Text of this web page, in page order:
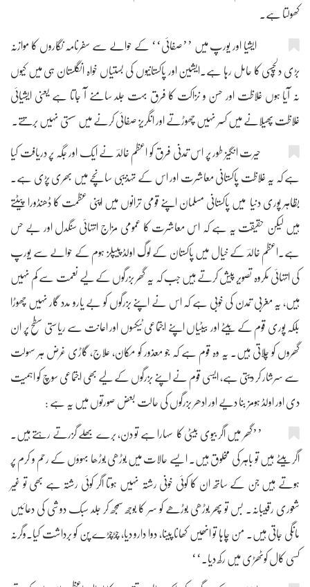
کھولتا ہے۔
ایشیا اور یورپ میں ’’صفائی‘‘ کے حوالے سے سفرنامہ نگاروں کا موازنہ
بڑی دلچسپی کا حامل رہا ہے۔ایشین اور پاکستانیوں کی بستیاں خواہ انگلستان ہی میں کیوں
نہ آیا ہوں غلاظت اور حسن و نزاکت کا فرق بہت جلد سامنے آ جاتا ہے یعنی ایشیائی
غلاظت پھیلانے میں کسر نہیں چھوڑتے اور انگریز صفائی کرنے میں سستی نہیں برتتے۔
حیرت انگیز طور پر اس تمدنی فرق کو اعظم خالدؔ نے ایک اور جگہ پر دریافت کیا
ہے کہ یہ غلاظت پاکستانی معاشرت اور اس کے تہذیبی سانچے میں بھری پڑی ہے۔
بظاہر پوری دنیا میں پاکستانی مسلمان اپنے قومی ترانوں میں اپنی عظمت کا ڈھنڈورا پیٹتے
ہیں لیکن حقیقت یہ ہے کہ اس معاشرت کا عمومی مزاج انتہائی سنگدل اور بے حس
ہے۔اعظم خالدؔ کے خیال میں پاکستان کے لوگ اولڈ پیپلز ہوم کے حوالے سے یورپ
کی انتہائی مکروہ تصویر پیش کرتے ہیں جب کہ یہ گھر بزرگوں کے لیے نعمت سے کم نہیں
ہیں، یہ مغربی تمدن کی خوبی ہے کہ اس نے اپنے بزرگوں کو بے یارو مدد گار نہیں چھوڑا
بلکہ پوری قوم کے بیٹے اور بیٹیاں اپنے اجتماعی ٹیکسوں اور اعانت سے ریاستی سطح پر ان
گھروں کو چلاتی ہیں۔ یہ وہ قوم ہے کہ جو معذور کو مکان، علاج، گاڑی غرض ہر سہولت
سے سرشار کر دیتی ہے، ایسی قوم نے اپنے بزرگوں کے لیے بھی اجتماعی سوچ کو اہمیت
دی اور اولڈ ہومز بنا دیے اور ادھر بزرگوں کی حالت بعض صورتوں میں یہ ہے :
’’گھر میں اگر بیوی بیٹی کا سہارا ہے تو دن، برے بھلے گزرتے رہتے ہیں۔
اگر بیٹے ہیں تو باہر کی مخلوق ہیں۔ ایسے حالات میں بوڑھی بوڑھا بہوؤں کے رحم و کرم پر
ہوتے ہیں جن کے ساتھ ان کا کوئی خونی رشتہ نہیں ہوتا اگر کوئی رشتہ ہے بھی تو غیر
شعوری رقیبانہ۔ بس تو پھر بوڑھی بوڑھے کو سر کا بوجھ سمجھ کر جلد سبک دوشی کی دعائیں
مانگی جاتی ہیں۔ من چاہا تو انھیں کھانا پینا، دوا دارو دیا، چڑچڑے پن کو برداشت کیا۔وگرنہ
کسی کال کوٹھڑی میں رکھ دیا۔‘‘